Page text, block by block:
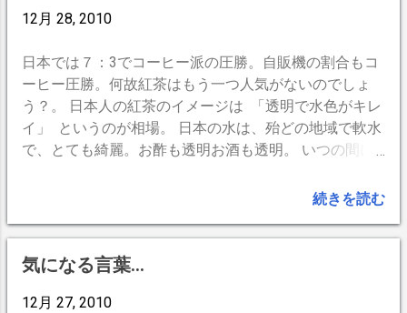
12月 28, 2010
日本では７：3でコーヒー派の圧勝。自販機の割合もコ
ーヒー圧勝。何故紅茶はもう一つ人気がないのでしょ
う？。 日本人の紅茶のイメージは 「透明で水色がキレ
イ」 というのが相場。 日本の水は、殆どの地域で軟水
で、とても綺麗。お酢も透明お酒も透明。 いつの間に
先行型になってしまった。 逆に言うと コクがなくて飲
た感。 コーヒーには苦味は欠かせないが、紅茶が苦い
と敬遠される。 コーヒーは濃くても嫌われないが紅茶
は苦くて渋いと嫌われる。 緑茶だって濃いのや渋いの
もアリなのに紅茶はナシ。 文句をいわれるのは嫌なの
続きを読む
気になる言葉…
12月 27, 2010